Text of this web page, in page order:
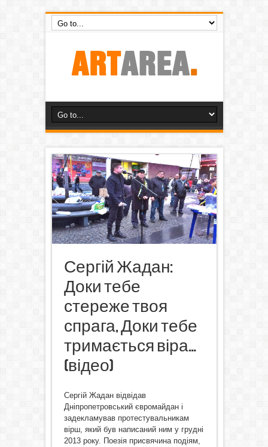
Сергій Жадан:
Доки тебе
стереже твоя
спрага, Доки тебе
тримається віра…
(відео)
Сергій Жадан відвідав
Дніпропетровський євромайдан і
задекламував протестувальникам
вірш, який був написаний ним у грудні
2013 року. Поезія присвячина подіям,